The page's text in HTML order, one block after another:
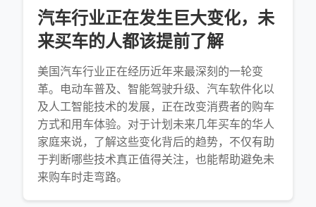
汽车行业正在发生巨大变化，未
来买车的人都该提前了解
美国汽车行业正在经历近年来最深刻的一轮变
革。电动车普及、智能驾驶升级、汽车软件化以
及人工智能技术的发展，正在改变消费者的购车
方式和用车体验。对于计划未来几年买车的华人
家庭来说，了解这些变化背后的趋势，不仅有助
于判断哪些技术真正值得关注，也能帮助避免未
来购车时走弯路。